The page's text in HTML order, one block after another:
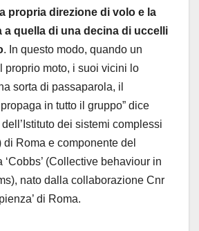
propria direzione di volo e la
a quella di una decina di uccelli
. In questo modo, quando un
proprio moto, i suoi vicini lo
sorta di passaparola, il
in tutto il gruppo” dice
dei sistemi complessi
di Roma e componente del
(Collective behaviour in
nato dalla collaborazione Cnr
di Roma.